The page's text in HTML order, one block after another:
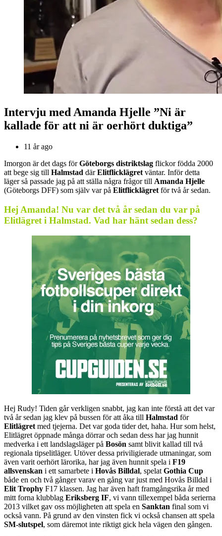
Intervju med Amanda Hjelle ”Ni är
kallade för att ni är oerhört duktiga”
11 år ago
Imorgon är det dags förGöteborgs distriktslag flickor födda 2000
att bege sig till Halmstad därElitflicklägret väntar. Inför detta
läger så passade jag på att ställa några frågor till Amanda Hjelle
(Göteborgs DFF) som själv var på Elitflicklägret för två år sedan.
Hej Amanda! Nu var det två år sedan du var på
Elitlägret i Halmstad. Vad har hänt sedan dess?
Hej Rudy! Tiden går verkligen snabbt, jag kan inte förstå att det var
två år sedan jag klev på bussen för att åka till Halmstad för
Elitlägret med tjejerna. Det var goda tider det, haha. Hur som helst,
Elitlägret öppnade många dörrar och sedan dess har jag hunnit
medverka i ett landslagsläger på Bosön samt blivit kallad till två
regionala tipselitläger. Utöver dessa priviligierade utmaningar, som
även varit oerhört lärorika, har jag även hunnit spela i F19
allsvenskan i ett samarbete i Hovås Billdal, spelat Gothia Cup
både en och två gånger varav en gång var just med Hovås Billdal i
Elit Trophy F17 klassen. Jag har även haft framgångsrika år med
mitt forna klubblag Eriksberg IF, vi vann tillexempel båda serierna
2013 vilket gav oss möjligheten att spela en Sanktan final som vi
också vann. På grund av den vinsten fick vi också chansen att spela
SM-slutspel, som däremot inte riktigt gick hela vägen den gången.